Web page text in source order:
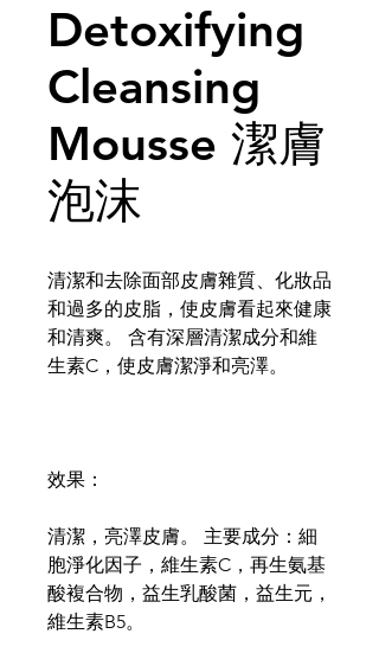
Detoxifying
Cleansing
Mousse 潔膚
泡沫
清潔和去除面部皮膚雜質、化妝品
和過多的皮脂，使皮膚看起來健康
和清爽。 含有深層清潔成分和維
生素C，使皮膚潔淨和亮澤。
效果：
清潔，亮澤皮膚。 主要成分：細
胞淨化因子，維生素C，再生氨基
酸複合物，益生乳酸菌，益生元，
維生素B5。